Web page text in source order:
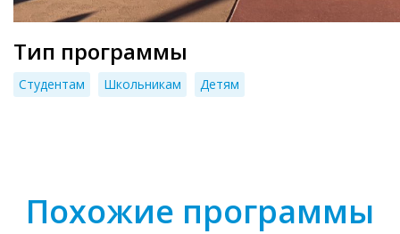
Тип программы
Студентам Школьникам Детям
Похожие программы